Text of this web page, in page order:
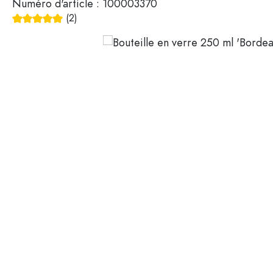
Contenants en plastique
Bouteilles en verre 200 ml
Numéro d'article : 100003370
Note moyenne de 5 sur 5 étoiles
(2)